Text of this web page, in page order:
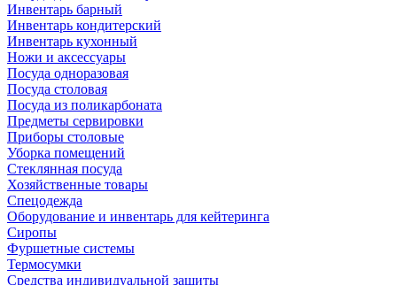
Инвентарь барный
Инвентарь кондитерский
Инвентарь кухонный
Ножи и аксессуары
Посуда одноразовая
Посуда столовая
Посуда из поликарбоната
Предметы сервировки
Приборы столовые
Уборка помещений
Стеклянная посуда
Хозяйственные товары
Спецодежда
Оборудование и инвентарь для кейтеринга
Сиропы
Фуршетные системы
Термосумки
Средства индивидуальной защиты